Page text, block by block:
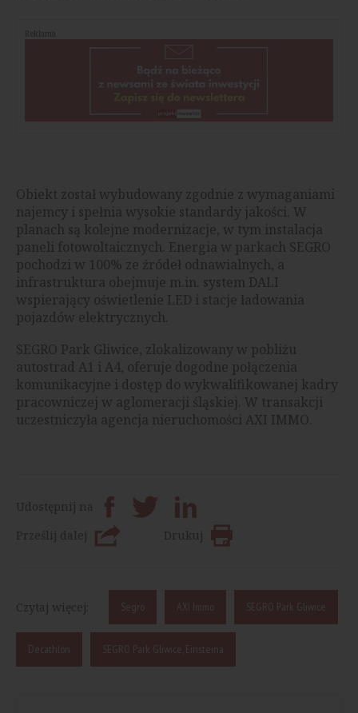
Reklama
Obiekt został wybudowany zgodnie z wymaganiami
najemcy i spełnia wysokie standardy jakości. W
planach są kolejne modernizacje, w tym instalacja
paneli fotowoltaicznych. Energia w parkach SEGRO
pochodzi w 100% ze źródeł odnawialnych, a
infrastruktura obejmuje m.in. system DALI
wspierający oświetlenie LED i stacje ładowania
pojazdów elektrycznych.
SEGRO Park Gliwice, zlokalizowany w pobliżu
autostrad A1 i A4, oferuje dogodne połączenia
komunikacyjne i dostęp do wykwalifikowanej kadry
pracowniczej w aglomeracji śląskiej. W transakcji
uczestniczyła agencja nieruchomości AXI IMMO.
Udostępnij na
Prześlij dalej
Drukuj
Czytaj więcej: Segro AXI Immo SEGRO Park Gliwice
Decathlon SEGRO Park Gliwice, Einsteina